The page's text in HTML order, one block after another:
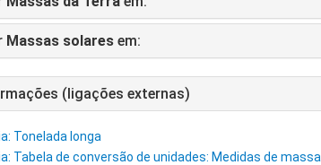
Massas solares em:
(ligações externas)
Tonelada longa
Tabela de conversão de unidades: Medidas de massa